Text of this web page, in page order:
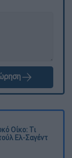
Οίκο: Τι
Ελ-Σαγέντ